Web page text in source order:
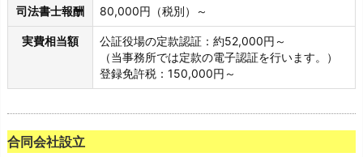
司法書士報酬 80,000円（税別）～
実費相当額
公証役場の定款認証：約52,000円～
（当事務所では定款の電子認証を行います。）
登録免許税：150,000円～
合同会社設立